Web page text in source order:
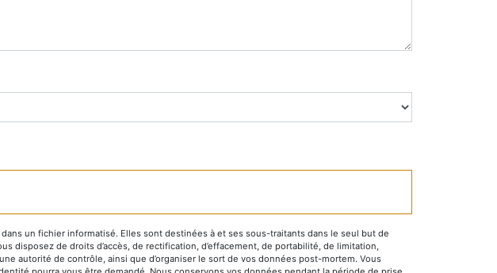
un fichier informatisé. Elles sont destinées à et ses sous-traitants dans le seul but de
disposez de droits d’accès, de rectification, d’effacement, de portabilité, de limitation,
autorité de contrôle, ainsi que d’organiser le sort de vos données post-mortem. Vous